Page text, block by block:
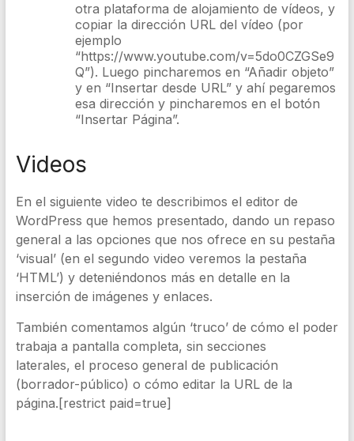
otra plataforma de alojamiento de vídeos, y
copiar la dirección URL del vídeo (por
ejemplo
“https://www.youtube.com/v=5do0CZGSe9
Q”). Luego pincharemos en “Añadir objeto”
y en “Insertar desde URL” y ahí pegaremos
esa dirección y pincharemos en el botón
“Insertar Página”.
Videos
En el siguiente video te describimos el editor de
WordPress que hemos presentado, dando un repaso
general a las opciones que nos ofrece en su pestaña
‘visual’ (en el segundo video veremos la pestaña
‘HTML’) y deteniéndonos más en detalle en la
inserción de imágenes y enlaces.
También comentamos algún ‘truco’ de cómo el poder
trabaja a pantalla completa, sin secciones
laterales, el proceso general de publicación
(borrador-público) o cómo editar la URL de la
página.[restrict paid=true]